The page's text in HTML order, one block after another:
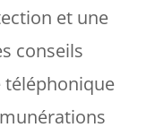
et une
conseils
téléphonique